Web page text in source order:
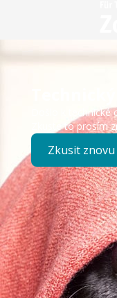
Došlo k technické
Zkuste to prosím
Zkusit znovu